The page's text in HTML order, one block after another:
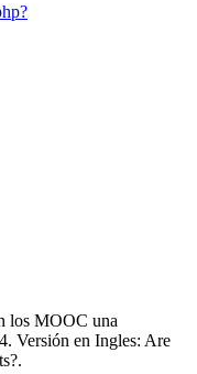
los MOOC una
Versión en Ingles: Are